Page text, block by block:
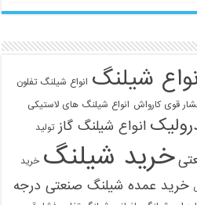
شیلنگ انواع شیلنگ تفلون
قوی کارواش انواع شیلنگ های لاستیکی
انواع شیلنگ گاز تولید
خرید شیلنگ خرید
خرید عمده شیلنگ صنعتی درجه